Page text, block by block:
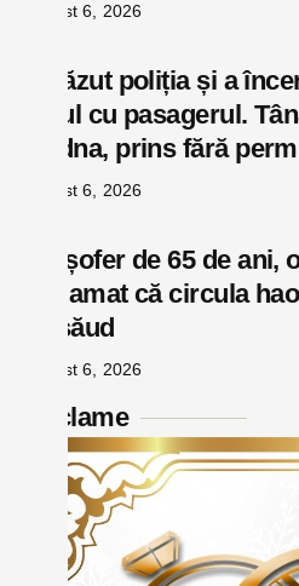
august 6, 2026
A văzut poliția și a
locul cu pasagerul.
Rodna, prins fără
august 6, 2026
Un șofer de 65 de
reclamat că circula
Năsăud
august 6, 2026
Reclame